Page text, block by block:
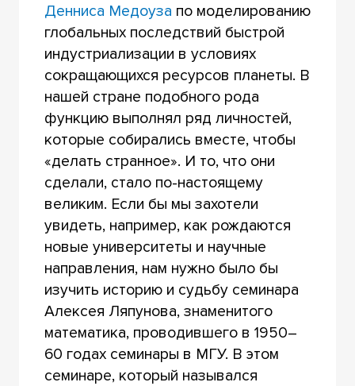
Денниса Медоуза по моделированию
глобальных последствий быстрой
индустриализации в условиях
сокращающихся ресурсов планеты. В
нашей стране подобного рода
функцию выполнял ряд личностей,
которые собирались вместе, чтобы
«делать странное». И то, что они
сделали, стало по-настоящему
великим. Если бы мы захотели
увидеть, например, как рождаются
новые университеты и научные
направления, нам нужно было бы
изучить историю и судьбу семинара
Алексея Ляпунова, знаменитого
математика, проводившего в 1950–
60 годах семинары в МГУ. В этом
семинаре, который назывался